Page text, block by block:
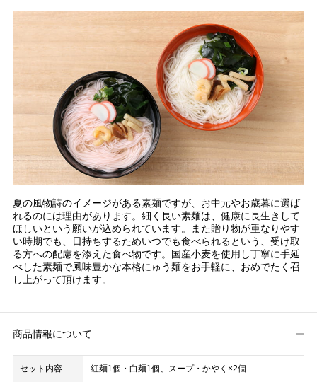
夏の風物詩のイメージがある素麺ですが、お中元やお歳暮に選ば
れるのには理由があります。細く長い素麺は、健康に長生きして
ほしいという願いが込められています。また贈り物が重なりやす
い時期でも、日持ちするためいつでも食べられるという、受け取
る方への配慮を添えた食べ物です。国産小麦を使用し丁寧に手延
べした素麺で風味豊かな本格にゅう麺をお手軽に、おめでたく召
し上がって頂けます。
商品情報について
セット内容 紅麺1個・白麺1個、スープ・かやく×2個